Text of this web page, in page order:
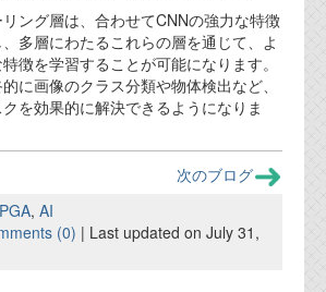
ング層は、合わせてCNNの強力な特徴
多層にわたるこれらの層を通じて、よ
徴を学習することが可能になります。
に画像のクラス分類や物体検出など、
を効果的に解決できるようになりま
次のブログ
, AI
(0) | Last updated on July 31,